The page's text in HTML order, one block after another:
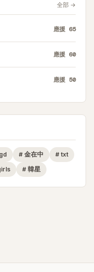
全部 →
應援 65
應援 60
應援 50
gd # 金在中 # txt
# 韓星